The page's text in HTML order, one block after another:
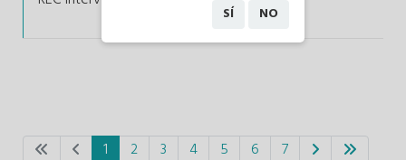
1 2 3 4 5 6 7
SÍ NO